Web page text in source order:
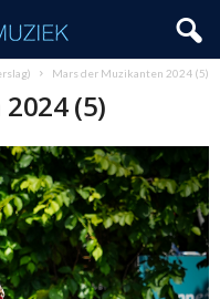
Mars der Muzikanten 2024 (5)
(5)